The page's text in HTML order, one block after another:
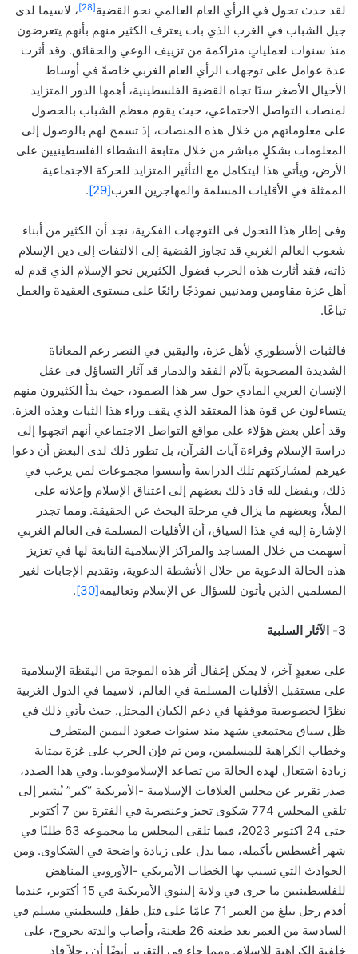
لقد حدث تحول في الرأي العام العالمي نحو القضية[28]
، لاسيما لدى
جيل الشباب في الغرب الذي بات يعترف الكثير منهم بأنهم يتعرضون
منذ سنوات لعملياتٍ متراكمة من تزييف الوعي والحقائق. وقد أثرت
عدة عوامل على توجهات الرأي العام الغربي خاصةً في أوساط
الأجيال الأصغر سنًا تجاه القضية الفلسطينية، أهمها الدور المتزايد
لمنصات التواصل الاجتماعي، حيث يقوم معظم الشباب بالحصول
على معلوماتهم من خلال هذه المنصات، إذ تسمح لهم بالوصول إلى
المعلومات بشكلٍ مباشر من خلال متابعة النشطاء الفلسطينيين على
الأرض، ويأتي هذا ليتكامل مع التأثير المتزايد للحركة الاجتماعية
الممثلة في الأقليات المسلمة والمهاجرين العرب[29]
.
وفى إطار هذا التحول فى التوجهات الفكرية، نجد أن الكثير من أبناء
شعوب العالم الغربي قد تجاوز القضية إلى الالتفات إلى دين الإسلام
ذاته، فقد أثارت هذه الحرب فضول الكثيرين نحو الإسلام الذي قدم له
أهل غزة مقاومين ومدنيين نموذجًا رائعًا على مستوى العقيدة والعمل
تباعًا.
فالثبات الأسطوري لأهل غزة، واليقين في النصر رغم المعاناة
الشديدة المصحوبة بآلام الفقد والدمار قد آثار التساؤل فى عقل
الإنسان الغربي المادي حول سر هذا الصمود، حيث بدأ الكثيرون منهم
يتساءلون عن قوة هذا المعتقد الذي يقف وراء هذا الثبات وهذه العزة.
وقد أعلن بعض هؤلاء على مواقع التواصل الاجتماعي أنهم اتجهوا إلى
دراسة الإسلام وقراءة آيات القرآن، بل تطور ذلك لدى البعض أن دعوا
غيرهم لمشاركتهم تلك الدراسة وأسسوا مجموعات لمن يرغب في
ذلك، وبفضل لله قاد ذلك بعضهم إلى اعتناق الإسلام وإعلانه على
الملأ، وبعضهم ما يزال في مرحلة البحث عن الحقيقة. ومما تجدر
الإشارة إليه في هذا السياق، أن الأقليات المسلمة فى العالم الغربي
أسهمت من خلال المساجد والمراكز الإسلامية التابعة لها في تعزيز
هذه الحالة الدعوية من خلال الأنشطة الدعوية، وتقديم الإجابات لغير
المسلمين الذين يأتون للسؤال عن الإسلام وتعاليمه[30]
.
3- الآثار السلبية
على صعيدٍ آخر، لا يمكن إغفال أثر هذه الموجة من اليقظة الإسلامية
على مستقبل الأقليات المسلمة في العالم، لاسيما في الدول الغربية
نظرًا لخصوصية موقفها في دعم الكيان المحتل. حيث يأتي ذلك في
ظل سياق مجتمعي يشهد منذ سنوات صعود اليمين المتطرف
وخطاب الكراهية للمسلمين، ومن ثم فإن الحرب على غزة بمثابة
زيادة اشتعال لهذه الحالة من تصاعد الإسلاموفوبيا. وفي هذا الصدد،
صدر تقرير عن مجلس العلاقات الإسلامية -الأمريكية “كير” يُشير إلى
تلقي المجلس 774 شكوى تحيز وعنصرية في الفترة بين 7 أكتوبر
حتى 24 اكتوبر 2023، فيما تلقى المجلس ما مجموعه 63 طلبًا في
شهر أغسطس بأكمله، مما يدل على زيادة واضحة في الشكاوى. ومن
الحوادث التي تسبب بها الخطاب الأمريكي -الأوروبي المناهض
للفلسطينيين ما جرى في ولاية إلينوي الأمريكية في 15 أكتوبر، عندما
أقدم رجل يبلغ من العمر 71 عامًا على قتل طفل فلسطيني مسلم في
السادسة من العمر بعد طعنه 26 طعنة، وأصاب والدته بجروح، على
خلفية الكراهية للإسلام. ومما جاء في التقرير أيضًا أن رجلاً قاد